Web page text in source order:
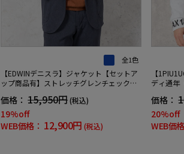
全1色
【EDWINデニスラ】ジャケット【セットア
ップ商品有】ストレッチグレンチェック通
価格： 15,950円(税込)
19%off
WEB価格： 12,900円 (税込)
【
ディ通年
価格：
20%off
WEB価